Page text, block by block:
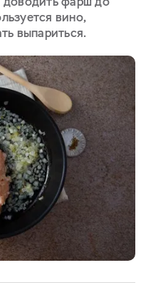
вино,
выпариться.